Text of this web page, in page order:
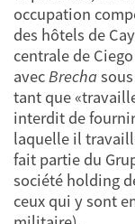
occupation
des hôtels de
centrale de
avecBrecha
tant que
interdit de
laquelle il
fait partie du
société holding
ceux qui y sont